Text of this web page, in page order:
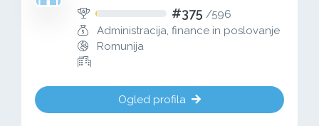
#375 /596
Administracija, finance in poslovanje
Romunija
Ogled profila